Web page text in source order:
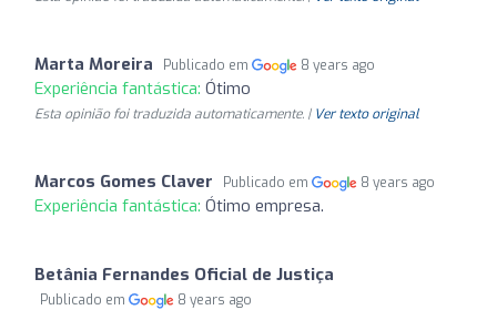
Marta Moreira Publicado em 8 years ago
Experiência fantástica: Ótimo
Esta opinião foi traduzida automaticamente. | Ver texto original
Marcos Gomes Claver Publicado em 8 years ago
Experiência fantástica: Ótimo empresa.
Betânia Fernandes Oficial de Justiça
Publicado em 8 years ago